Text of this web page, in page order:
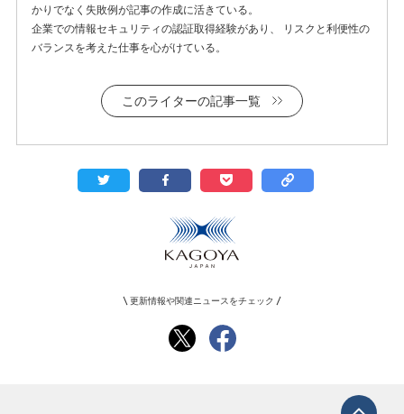
かりでなく失敗例が記事の作成に活きている。
企業での情報セキュリティの認証取得経験があり、 リスクと利便性の
バランスを考えた仕事を心がけている。
このライターの記事一覧
更新情報や関連ニュースをチェック